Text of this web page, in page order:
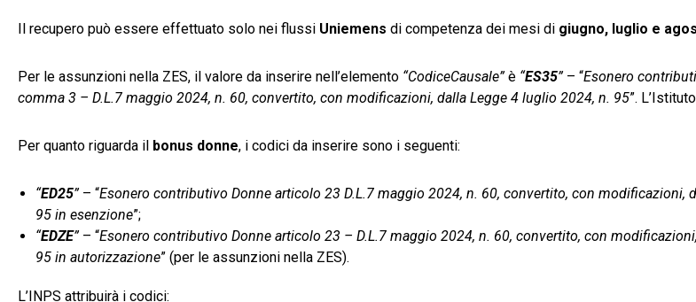
Il recupero può essere effettuato solo nei flussi Uniemens di competenza dei mesi di giugno, luglio e
Per le assunzioni nella ZES, il valore da inserire nell’elemento “CodiceCausale”è “ES35”– “Esonero
comma 3 – D.L.7 maggio 2024, n. 60, convertito, con modificazioni, dalla Legge 4 luglio 2024, n. 95”.
Per quanto riguarda il bonus donne, i codici da inserire sono i seguenti:
“ED25”– “Esonero contributivo Donne articolo 23 D.L.7 maggio 2024, n. 60, convertito, con modificazioni,
95 in esenzione”;
“EDZE”– “Esonero contributivo Donne articolo 23 – D.L.7 maggio 2024, n. 60, convertito, con
95 in autorizzazione” (per le assunzioni nella ZES).
L’INPS attribuirà i codici: